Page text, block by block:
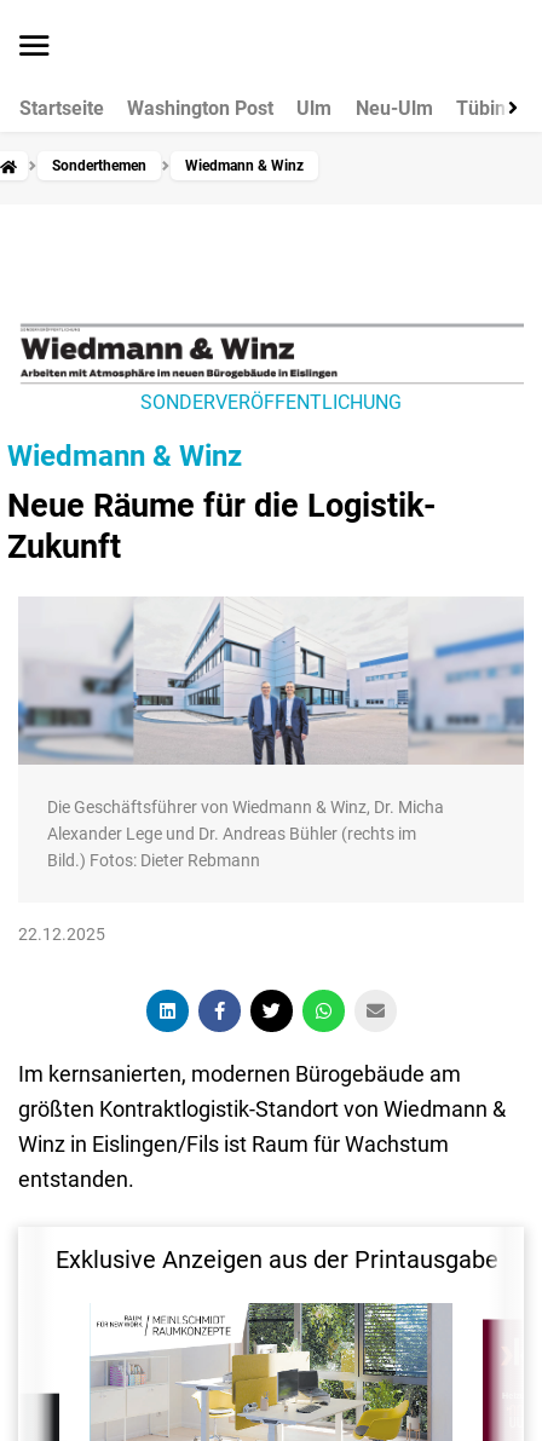
Startseite Washington Post Ulm Neu-Ulm Tübingen
Sonderthemen Wiedmann & Winz
SONDERVERÖFFENTLICHUNG
Wiedmann & Winz
Neue Räume für die Logistik-
Zukunft
Die Geschäftsführer von Wiedmann & Winz, Dr. Micha
Alexander Lege und Dr. Andreas Bühler (rechts im
Bild.) Fotos: Dieter Rebmann
22.12.2025
Im kernsanierten, modernen Bürogebäude am
größten Kontraktlogistik-Standort von Wiedmann &
Winz in Eislingen/Fils ist Raum für Wachstum
entstanden.
Exklusive Anzeigen aus der Printausgabe